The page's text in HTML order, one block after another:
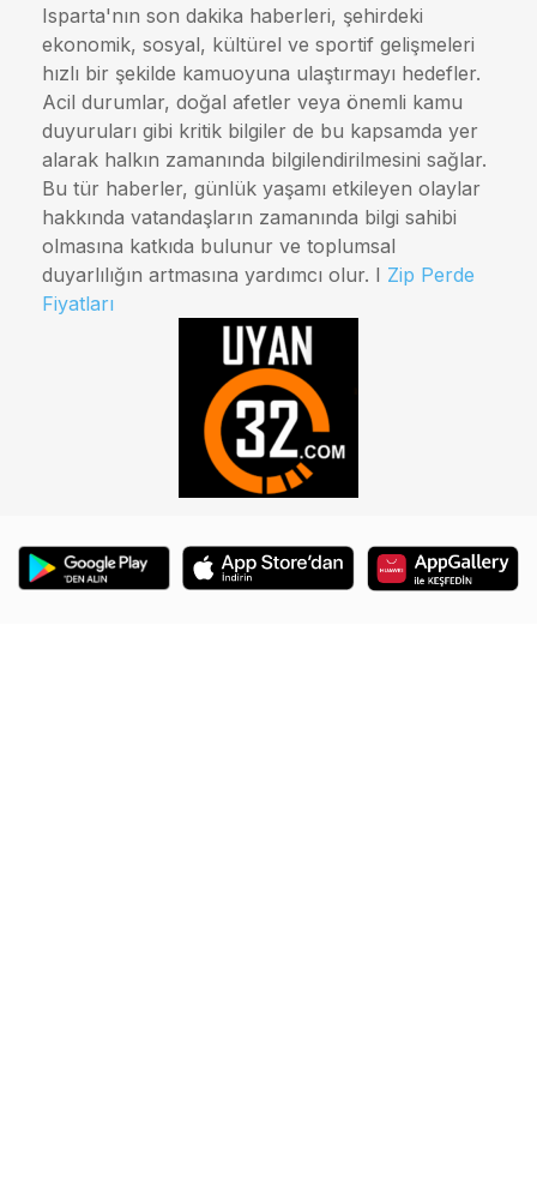
Isparta'nın son dakika haberleri, şehirdeki
ekonomik, sosyal, kültürel ve sportif gelişmeleri
hızlı bir şekilde kamuoyuna ulaştırmayı hedefler.
Acil durumlar, doğal afetler veya önemli kamu
duyuruları gibi kritik bilgiler de bu kapsamda yer
alarak halkın zamanında bilgilendirilmesini sağlar.
Bu tür haberler, günlük yaşamı etkileyen olaylar
hakkında vatandaşların zamanında bilgi sahibi
olmasına katkıda bulunur ve toplumsal
duyarlılığın artmasına yardımcı olur. I Zip Perde
Fiyatları